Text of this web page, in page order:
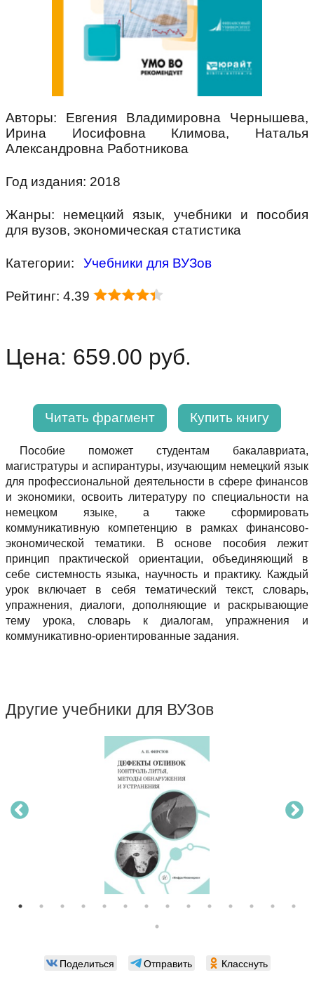
Авторы: Евгения Владимировна Чернышева,
Ирина Иосифовна Климова, Наталья
Александровна Работникова
Год издания: 2018
Жанры: немецкий язык, учебники и пособия
для вузов, экономическая статистика
Категории: Учебники для ВУЗов
Рейтинг: 4.39
Цена: 659.00 руб.
Читать фрагмент Купить книгу
Пособие поможет студентам бакалавриата,
магистратуры и аспирантуры, изучающим немецкий язык
для профессиональной деятельности в сфере финансов
и экономики, освоить литературу по специальности на
немецком языке, а также сформировать
коммуникативную компетенцию в рамках финансово-
экономической тематики. В основе пособия лежит
принцип практической ориентации, объединяющий в
себе системность языка, научность и практику. Каждый
урок включает в себя тематический текст, словарь,
упражнения, диалоги, дополняющие и раскрывающие
тему урока, словарь к диалогам, упражнения и
коммуникативно-ориентированные задания.
Другие учебники для ВУЗов
Поделиться Отправить
Класснуть